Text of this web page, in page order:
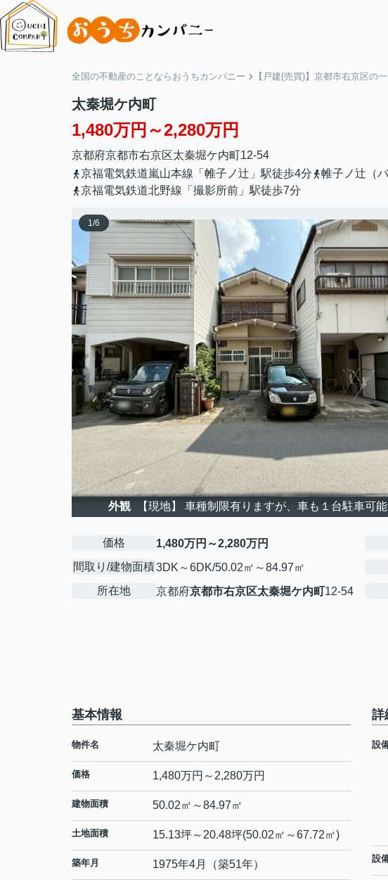
全国の不動産のことならおうちカンパニー 【戸建(売買)】京都市右京区の
太秦堀ケ内町
1,480万円～2,280万円
京都府京都市右京区太秦堀ケ内町12-54
京福電気鉄道嵐山本線「帷子ノ辻」駅徒歩4分
帷子ノ辻（
京福電気鉄道北野線「撮影所前」駅徒歩7分
1/6
外観 【現地】 車種制限有りますが、車も１台駐車可
価格
1,480万円～2,280万円
間取り/建物面積3DK～6DK/50.02㎡～84.97㎡
所在地
京都府京都市右京区太秦堀ケ内町12-54
基本情報
物件名 太秦堀ケ内町
価格 1,480万円～2,280万円
建物面積 50.02㎡～84.97㎡
土地面積 15.13坪～20.48坪(50.02㎡～67.72㎡)
築年月 1975年4月（築51年）
詳
設
設